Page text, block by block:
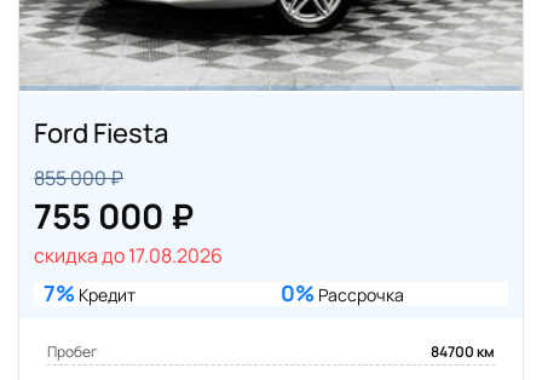
Ford Fiesta
855 000 ₽
755 000 ₽
скидка до 17.08.2026
7% Кредит 0% Рассрочка
Пробег 84700 км